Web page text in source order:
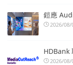
鎧應
2026/08/
HDBank
2026/08/